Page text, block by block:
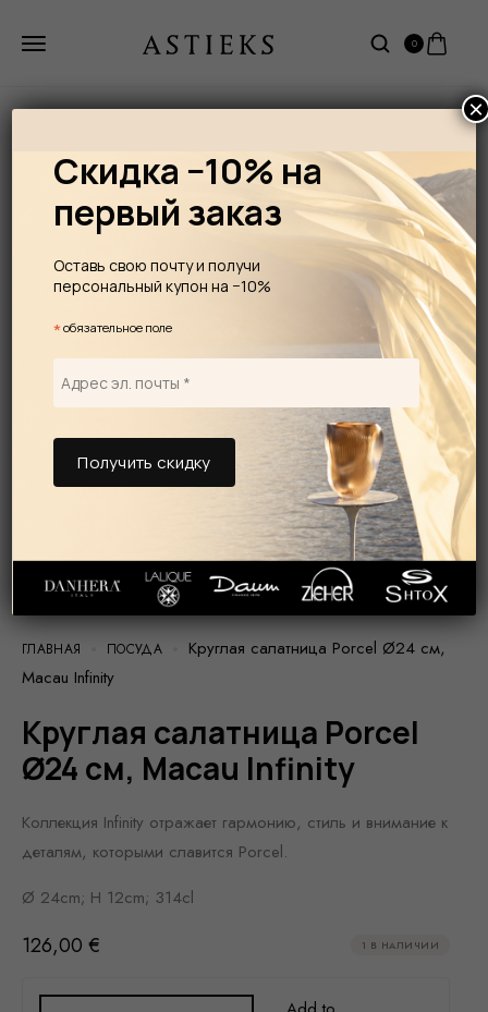
0
ГЛАВНАЯ ПОСУДА
Круглая салатница Porcel Ø24 см,
Macau Infinity
Круглая салатница Porcel
Ø24 см, Macau Infinity
Коллекция Infinity отражает гармонию, стиль и внимание к
деталям, которыми славится Porcel.
Ø 24cm; H 12cm; 314cl
126,00 € 1 В НАЛИЧИИ
Скидка −10% на
первый заказ
Оставь свою почту и получи
персональный купон на −10%
* обязательное поле
×